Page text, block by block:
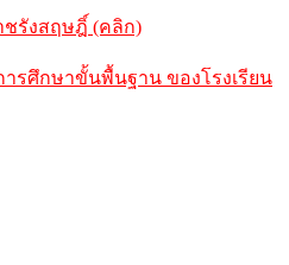
ชรังสฤษฎิ์ (คลิก)
ารศึกษาขั้นพื้นฐาน ของโรงเรียน